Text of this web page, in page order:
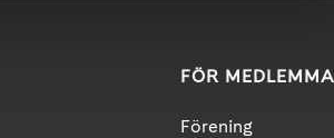
FÖR
Förening